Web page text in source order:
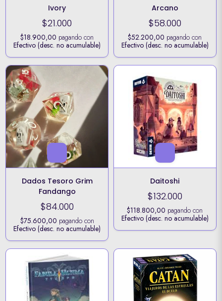
Ivory
$21.000
$18.900,00 pagando con
Efectivo (desc. no acumulable)
Arcano
$58.000
$52.200,00 pagando con
Efectivo (desc. no acumulable)
Dados Tesoro Grim
Fandango
$84.000
$75.600,00 pagando con
Efectivo (desc. no acumulable)
Daitoshi
$132.000
$118.800,00 pagando con
Efectivo (desc. no acumulable)